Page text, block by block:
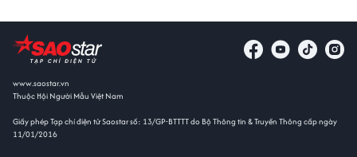
www.saostar.vn
Thuộc Hội Người Mẫu Việt Nam
Giấy phép Tạp chí điện tử Saostar số: 13/GP-BTTTT do Bộ Thông tin & Truyền Thông cấp ngày
11/01/2016